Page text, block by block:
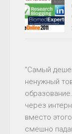
"Самый
ненужный
через
вместо
смешно